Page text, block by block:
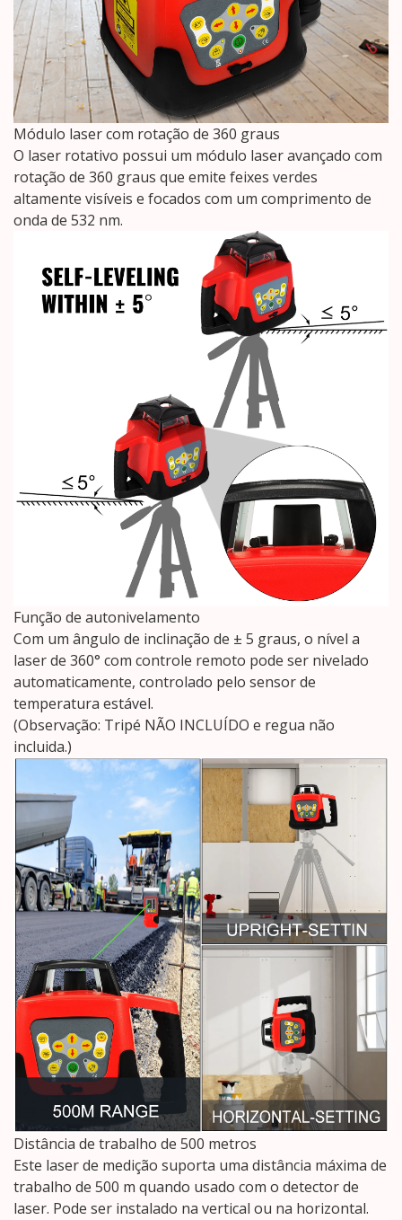
Módulo laser com rotação de 360 ​​graus
O laser rotativo possui um módulo laser avançado com
rotação de 360 ​​graus que emite feixes verdes
altamente visíveis e focados com um comprimento de
onda de 532 nm.
Função de autonivelamento
Com um ângulo de inclinação de ± 5 graus, o nível a
laser de 360° com controle remoto pode ser nivelado
automaticamente, controlado pelo sensor de
temperatura estável.
(Observação: Tripé NÃO INCLUÍDO e regua não
incluida.)
Distância de trabalho de 500 metros
Este laser de medição suporta uma distância máxima de
trabalho de 500 m quando usado com o detector de
laser. Pode ser instalado na vertical ou na horizontal.